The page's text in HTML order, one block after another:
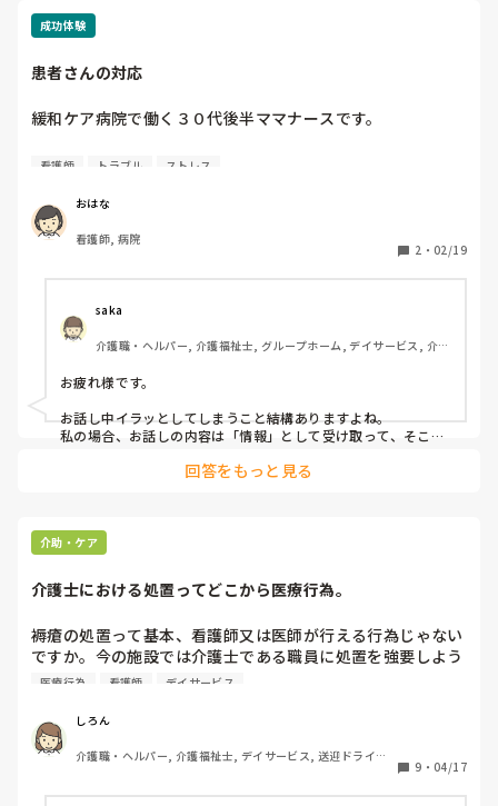
傷つけない為です。
今回はありがとうございました。
成功体験
患者さんの対応
緩和ケア病院で働く３０代後半ママナースです。
皆さんの働いている病院でも
ひねくれた話し方をされる方はいますか？
私も人前なので正直イラッとしてしまうこともあります。
教えてください
看護師 トラブル ストレス
おはな
看護師, 病院
2 ・ 02/19
saka
介護職・ヘルパー, 介護福祉士, グループホーム, デイサービス, 介護
お疲れ様です。
お話し中イラッとしてしまうこと結構ありますよね。
私の場合、お話しの内容は「情報」として受け取って、そこに
必要な部分だけ記憶しておくようにして、あとは聞き流しちゃ
回答をもっと見る
介助・ケア
介護士における処置ってどこから医療行為。
褥瘡の処置って基本、看護師又は医師が行える行為じゃない
ですか。今の施設では介護士である職員に処置を強要しよう
とさせるんですが、この事、医療行為にあたるって理解して
私は褥瘡についてあらゆる行為も医療行為だと思いますが、
何処から何処までが出来てとかが難しい部分。
医療行為 看護師 デイサービス
しろん
介護職・ヘルパー, 介護福祉士, デイサービス, 送迎ドライバ
9 ・ 04/17